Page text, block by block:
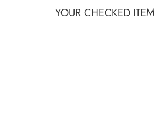
YOUR CHECKED ITEM